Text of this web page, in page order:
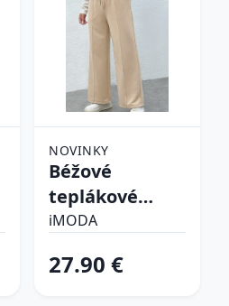
NOVINKY
Béžové
teplákové
nohavice
iMODA
27.90 €